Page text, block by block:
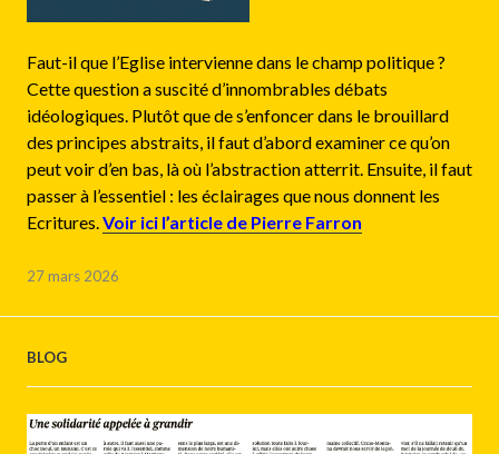
Faut-il que l’Eglise intervienne dans le champ politique ?
Cette question a suscité d’innombrables débats
idéologiques. Plutôt que de s’enfoncer dans le brouillard
des principes abstraits, il faut d’abord examiner ce qu’on
peut voir d’en bas, là où l’abstraction atterrit. Ensuite, il faut
passer à l’essentiel : les éclairages que nous donnent les
Ecritures.Voir ici l’article de Pierre Farron
27 mars 2026
BLOG